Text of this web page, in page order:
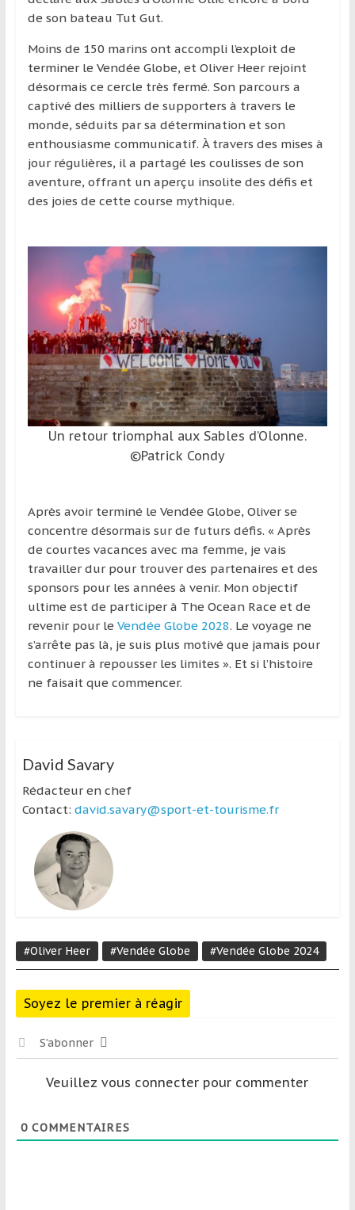
de son bateau Tut Gut.
Moins de 150 marins ont accompli l’exploit de
terminer le Vendée Globe, et Oliver Heer rejoint
désormais ce cercle très fermé. Son parcours a
captivé des milliers de supporters à travers le
monde, séduits par sa détermination et son
enthousiasme communicatif. À travers des mises à
jour régulières, il a partagé les coulisses de son
aventure, offrant un aperçu insolite des défis et
des joies de cette course mythique.
Un retour triomphal aux Sables d’Olonne.
©Patrick Condy
Après avoir terminé le Vendée Globe, Oliver se
concentre désormais sur de futurs défis. « Après
de courtes vacances avec ma femme, je vais
travailler dur pour trouver des partenaires et des
sponsors pour les années à venir. Mon objectif
ultime est de participer à The Ocean Race et de
revenir pour le Vendée Globe 2028. Le voyage ne
s’arrête pas là, je suis plus motivé que jamais pour
continuer à repousser les limites ». Et si l’histoire
ne faisait que commencer.
David Savary
Rédacteur en chef
Contact: david.savary@sport-et-tourisme.fr
#Oliver Heer #Vendée Globe #Vendée Globe 2024
Soyez le premier à réagir
S’abonner
Veuillez vous connecter pour commenter
0COMMENTAIRES